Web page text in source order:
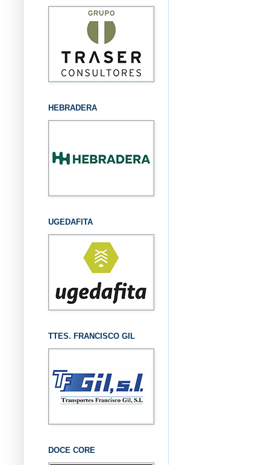
HEBRADERA
UGEDAFITA
TTES. FRANCISCO GIL
DOCE CORE